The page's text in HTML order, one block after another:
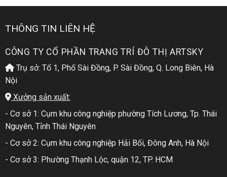
THÔNG TIN LIÊN HỆ
CÔNG TY CỔ PHẦN TRANG TRÍ ĐÔ THỊ ARTSKY
Trụ sở: Tổ 1, Phố Sài Đồng, P. Sài Đồng, Q. Long Biên, Hà
Nội
Xưởng sản xuất:
- Cơ sở 1: Cụm khu công nghiệp phường Tích Lương, Tp. Thái
Nguyên, Tỉnh Thái Nguyên
- Cơ sở 2: Cụm khu công nghiệp Hải Bối, Đông Anh, Hà Nội
- Cơ sở 3: Phường Thạnh Lộc, quận 12, TP. HCM